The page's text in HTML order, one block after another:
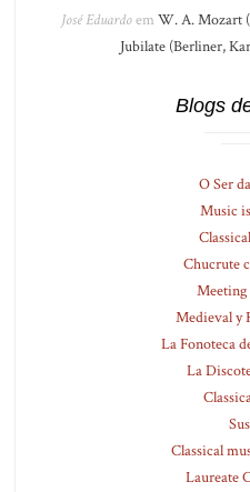
José Eduardoem W. A. Mozart
Jubilate (Berliner,
Blogs
O Ser
Music
Chucrute
Medieval y
La Fonoteca
La
Classical
Laureate